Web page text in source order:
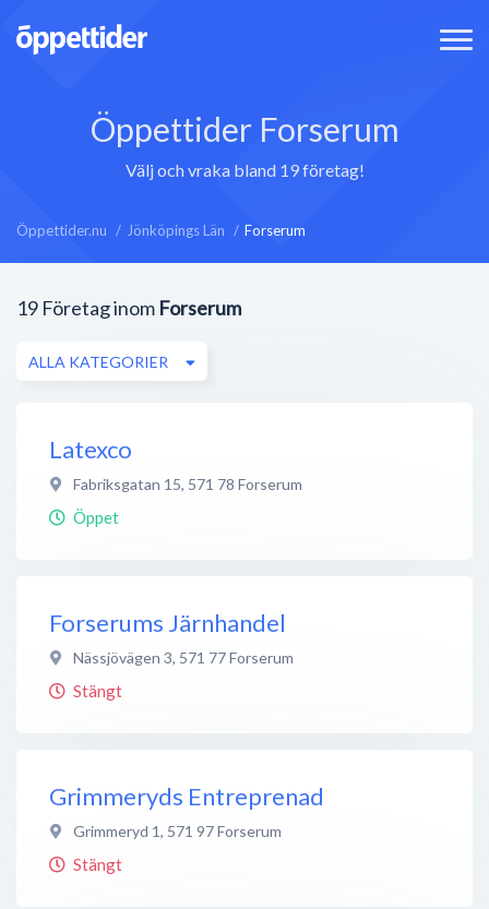
Öppettider Forserum
Välj och vraka bland 19 företag!
Öppettider.nu Jönköpings Län Forserum
19 Företag inom Forserum
ALLA KATEGORIER
Latexco
Fabriksgatan 15, 571 78 Forserum
Öppet
Forserums Järnhandel
Nässjövägen 3, 571 77Forserum
Stängt
Grimmeryds Entreprenad
Grimmeryd 1, 571 97Forserum
Stängt